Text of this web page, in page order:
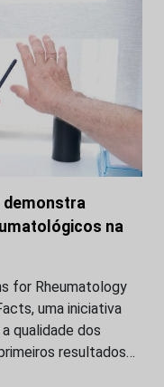
demonstra
na
for Rheumatology
uma iniciativa
qualidade dos
resultados…